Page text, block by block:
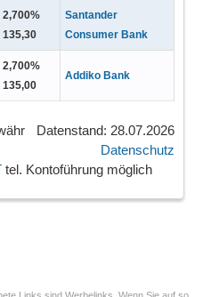
2,700%
135,30
Santander
Consumer Bank
2,700%
135,00
Addiko Bank
Datenstand: 28.07.2026
Datenschutz
tel. Kontoführung möglich